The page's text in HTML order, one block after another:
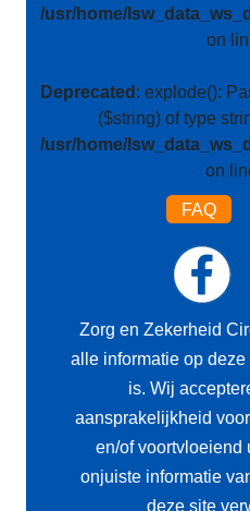
/usr/home/
on
Deprecated : explode():
($string) of type
/usr/home/
on
FAQ
Zorg en Zekerheid
alle informatie op
is. Wij
aansprakelijkheid
en/of voortvloeiend
onjuiste informatie
deze site